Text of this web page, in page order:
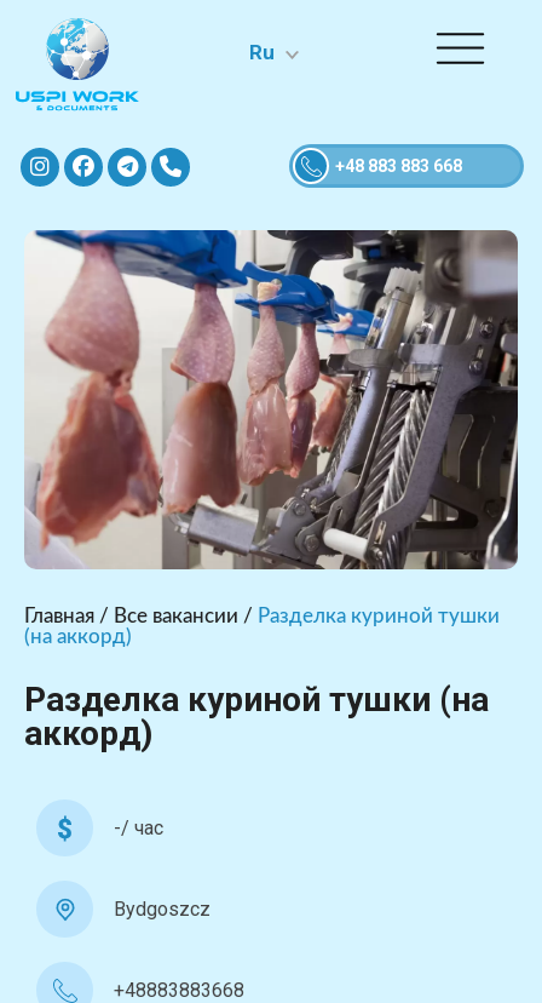
+48 883 883 668
Ru
Главная / Все вакансии / Разделка куриной тушки
(на аккорд)
Разделка куриной тушки (на
аккорд)
-/ час
Bydgoszcz
+48883883668